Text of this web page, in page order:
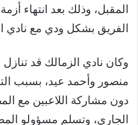
المقبل، وذلك بعد انتهاء
الفريق بشكل ودي مع نادي
وكان نادي الزمالك قد
منصور وأحمد عيد، بسبب
دون مشاركة اللاعبين مع
الجاري، وتسلم مسؤولو